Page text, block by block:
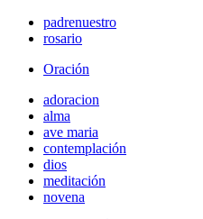
padrenuestro
rosario
Oración
adoracion
alma
ave maria
contemplación
dios
meditación
novena